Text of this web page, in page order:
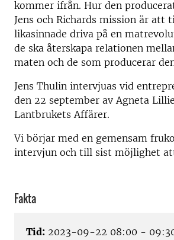
kommer ifrån. Hur den
Jens och Richards mission är att
likasinnade driva på en
de ska återskapa relationen
maten och de som producerar
Jens Thulin intervjuas vid
den 22 september av Agneta
Lantbrukets Affärer.
Vi börjar med en gemensam
intervjun och till sist möjlighet
Fakta
Tid: 2023-09-22 08:00 -